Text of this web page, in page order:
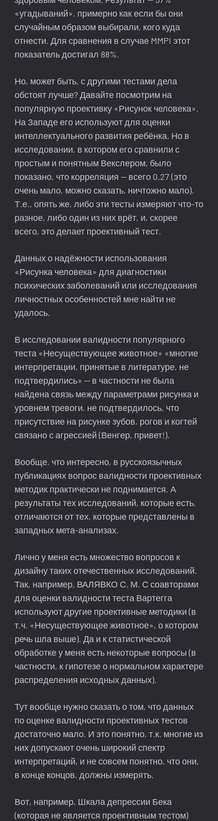
«угадываний», примерно как если бы они
случайным образом выбирали, кого куда
отнести. Для сравнения в случае MMPI этот
показатель достигал 88%.
Но, может быть, с другими тестами дела
обстоят лучше? Давайте посмотрим на
популярную проективку «Рисунок человека».
На Западе его используют для оценки
интеллектуального развития ребёнка. Но в
исследовании, в котором его сравнили с
простым и понятным Векслером, было
показано, что корреляция — всего 0.27 (это
очень мало, можно сказать, ничтожно мало).
Т.е., опять же, либо эти тесты измеряют что-то
разное, либо один из них врёт, и, скорее
всего, это делает проективный тест.
Данных о надёжности использования
«Рисунка человека» для диагностики
психических заболеваний или исследования
личностных особенностей мне найти не
удалось.
В исследовании валидности популярного
теста «Несуществующее животное» «многие
интерпретации, принятые в литературе, не
подтвердились» — в частности не была
найдена связь между параметрами рисунка и
уровнем тревоги, не подтвердилось, что
присутствие на рисунке зубов, рогов и когтей
связано с агрессией (Венгер, привет!).
Вообще, что интересно, в русскоязычных
публикациях вопрос валидности проективных
методик практически не поднимается. А
результаты тех исследований, которые есть,
отличаются от тех, которые представлены в
западных мета-анализах.
Лично у меня есть множество вопросов к
дизайну таких отечественных исследований.
Так, например, ВАЛЯВКО С. М. С соавторами
для оценки валидности теста Вартегга
используют другие проективные методики (в
т.ч. «Несуществующее животное», о котором
речь шла выше). Да и к статистической
обработке у меня есть некоторые вопросы (в
частности, к гипотезе о нормальном характере
распределения исходных данных).
Тут вообще нужно сказать о том, что данных
по оценке валидности проективных тестов
достаточно мало. И это понятно, т.к. многие из
них допускают очень широкий спектр
интерпретаций, и не совсем понятно, что они,
в конце концов, должны измерять.
Вот, например, Шкала депрессии Бека
(которая не является проективным тестом)